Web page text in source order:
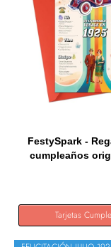
FestySpark -
cumpleaños
Tarjetas Cumple